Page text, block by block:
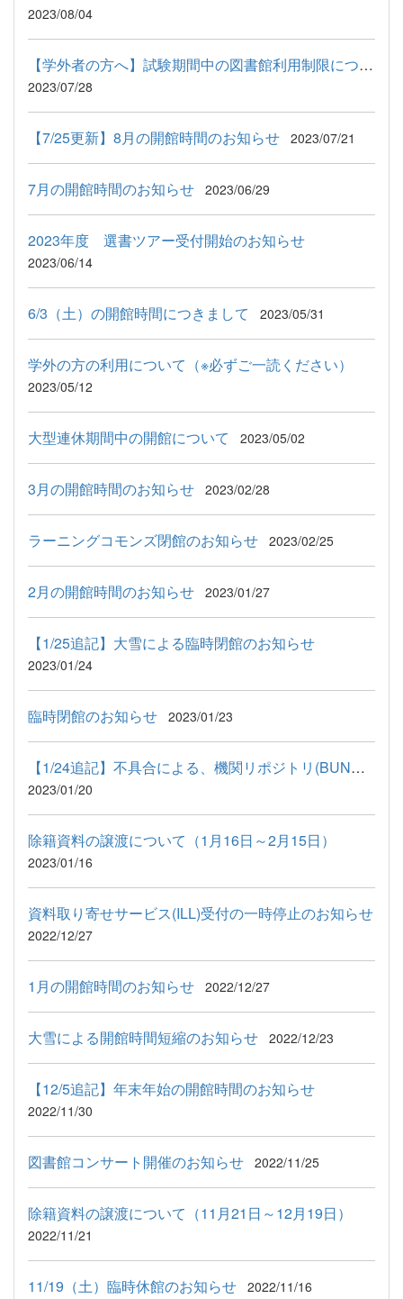
2023/08/04
【学外者の方へ】試験期間中の図書館利用制限について
2023/07/28
【7/25更新】8月の開館時間のお知らせ 2023/07/21
7月の開館時間のお知らせ 2023/06/29
2023年度 選書ツアー受付開始のお知らせ
2023/06/14
6/3（土）の開館時間につきまして 2023/05/31
学外の方の利用について（※必ずご一読ください）
2023/05/12
大型連休期間中の開館について 2023/05/02
3月の開館時間のお知らせ 2023/02/28
ラーニングコモンズ閉館のお知らせ 2023/02/25
2月の開館時間のお知らせ 2023/01/27
【1/25追記】大雪による臨時閉館のお知らせ
2023/01/24
臨時閉館のお知らせ 2023/01/23
【1/24追記】不具合による、機関リポジトリ(BUNGO)閲覧不可のお知...
2023/01/20
除籍資料の譲渡について（1月16日～2月15日）
2023/01/16
資料取り寄せサービス(ILL)受付の一時停止のお知らせ
2022/12/27
1月の開館時間のお知らせ 2022/12/27
大雪による開館時間短縮のお知らせ 2022/12/23
【12/5追記】年末年始の開館時間のお知らせ
2022/11/30
図書館コンサート開催のお知らせ 2022/11/25
除籍資料の譲渡について（11月21日～12月19日）
2022/11/21
11/19（土）臨時休館のお知らせ 2022/11/16